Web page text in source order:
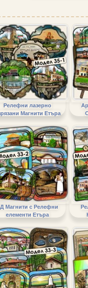
Релефни лазерно
Магнити Етъра
Магнити с Релефни
елементи Етъра